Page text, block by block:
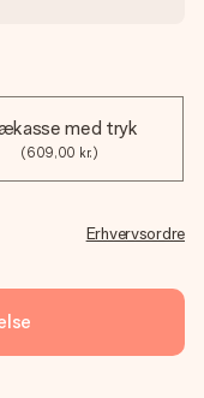
med tryk
(609,00 kr.)
Erhvervsordre